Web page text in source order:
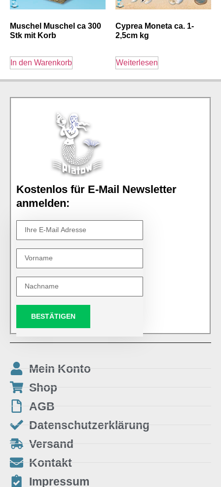
Muschel Muschel ca 300
Stk mit Korb
In den Warenkorb
Cyprea Moneta ca. 1-
2,5cm kg
Weiterlesen
Kostenlos für E-Mail Newsletter
anmelden:
BESTÄTIGEN
Mein Konto
Shop
AGB
Datenschutzerklärung
Versand
Kontakt
Impressum